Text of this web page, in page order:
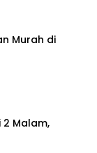
Murah di
2 Malam,